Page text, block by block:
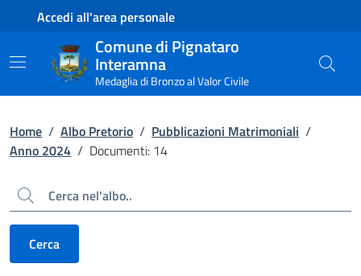
Contenuto principale
Piede di paginaAccedi all'area personale
Comune di Pignataro
Interamna
Medaglia di Bronzo al Valor Civile
Home / Albo Pretorio / Pubblicazioni Matrimoniali /
Anno 2024 / Documenti: 14
Cerca
Cerca